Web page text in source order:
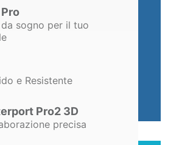
Pro
sogno per il tuo
e Resistente
Pro2 3D
precisa
i documenti ed ha
per ogni sua